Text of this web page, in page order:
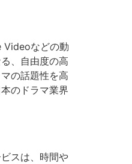
Videoなどの動
、自由度の高
の話題性を高
のドラマ業界
スは、時間や